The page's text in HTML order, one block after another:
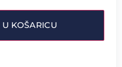
KOŠARICU